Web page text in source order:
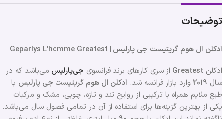
توضیحات
ادکلن ال هوم گریتیست جی پارلیس | Geparlys L’homme Greatest
ادکلن Greatest از سری کارهای برند فرانسوی جی‌پارلیس می‌باشد که در
سال 2019 وارد بازار فرانسه شد. ادکلن ال هوم گریتیست جی پارلیس با
طبع ملایم همراه با ترکیبی از روایح تند و تازه، چوبی، مشک و مرکبات
یکی از بهترین گزینه‌ها برای استفاده از آن در تمامی فصول سال می‌باشد.